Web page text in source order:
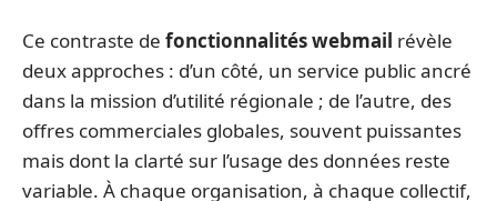
Ce contraste de fonctionnalités webmail révèle
deux approches : d’un côté, un service public ancré
dans la mission d’utilité régionale ; de l’autre, des
offres commerciales globales, souvent puissantes
mais dont la clarté sur l’usage des données reste
variable. À chaque organisation, à chaque collectif,